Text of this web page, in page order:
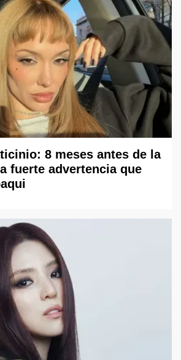
8 meses antes de la
fuerte advertencia que